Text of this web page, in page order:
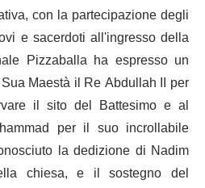
con la partecipazione degli
e sacerdoti all'ingresso della
Pizzaballa ha espresso un
Maestà il Re Abdullah II per
il sito del Battesimo e al
per il suo incrollabile
la dedizione di Nadim
chiesa, e il sostegno del